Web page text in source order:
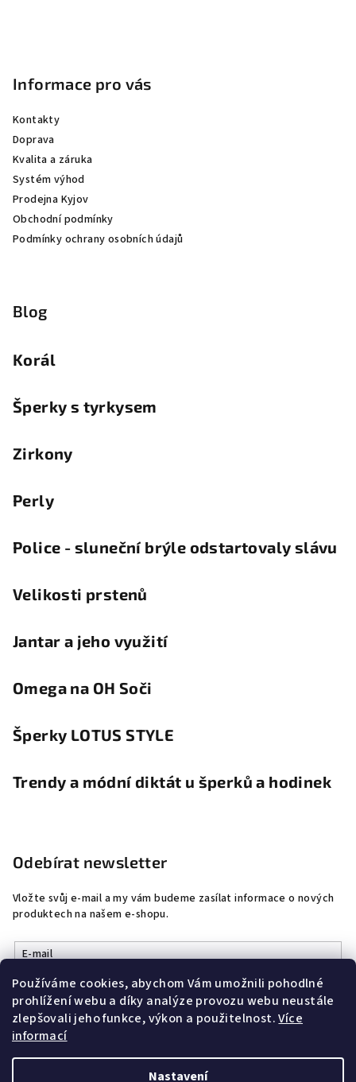
Používáme cookies, abychom Vám umožnili pohodlné
prohlížení webu a díky analýze provozu webu neustále
zlepšovali jeho funkce, výkon a použitelnost.Více
informací
Nastavení
Informace pro vás
Kontakty
Doprava
Kvalita a záruka
Systém výhod
Prodejna Kyjov
Obchodní podmínky
Podmínky ochrany osobních údajů
Blog
Korál
Šperky s tyrkysem
Zirkony
Perly
Police - sluneční brýle odstartovaly slávu
Velikosti prstenů
Jantar a jeho využití
Omega na OH Soči
Šperky LOTUS STYLE
Trendy a módní diktát u šperků a hodinek
Odebírat newsletter
Vložte svůj e-mail a my vám budeme zasílat informace o nových
produktech na našem e-shopu.
E-mail
Vložením e-mailu souhlasíte spodmínkami ochrany osobních
údajů
Přihlásit se